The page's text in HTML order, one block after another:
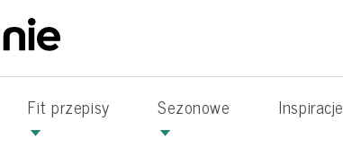
Fit przepisy Sezonowe Inspiracje